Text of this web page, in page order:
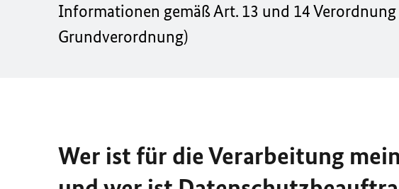
Informationen gemäß Art. 13 und 14 Verordnung
Grundverordnung)
Wer ist für die Verarbeitung